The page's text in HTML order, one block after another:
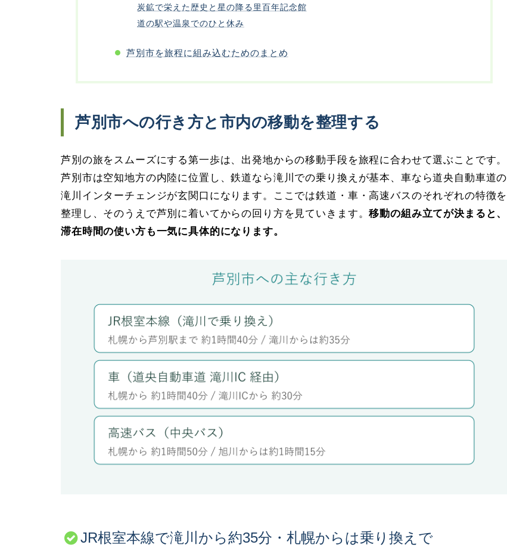
炭鉱で栄えた歴史と星の降る里百年記念館
道の駅や温泉でのひと休み
芦別市を旅程に組み込むためのまとめ
芦別市への行き方と市内の移動を整理する
芦別の旅をスムーズにする第一歩は、出発地からの移動手段を旅程に合わせて選ぶことです。
芦別市は空知地方の内陸に位置し、鉄道なら滝川での乗り換えが基本、車なら道央自動車道の
滝川インターチェンジが玄関口になります。ここでは鉄道・車・高速バスのそれぞれの特徴を
整理し、そのうえで芦別に着いてからの回り方を見ていきます。移動の組み立てが決まると、
滞在時間の使い方も一気に具体的になります。
JR根室本線で滝川から約35分・札幌からは乗り換えで